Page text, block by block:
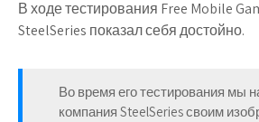
В ходе тестирования Free Mobile
SteelSeries показал себя достойно.
Во время его тестирования мы
компания SteelSeries своим